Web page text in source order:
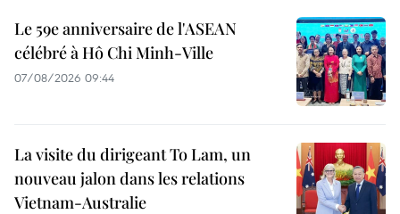
Le 59e anniversaire de l'ASEAN
célébré à Hô Chi Minh-Ville
07/08/2026 09:44
La visite du dirigeant To Lam, un
nouveau jalon dans les relations
Vietnam-Australie